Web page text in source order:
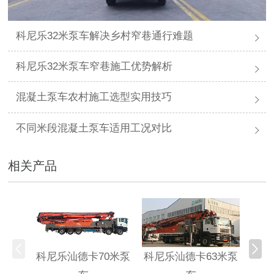
科尼乐32米泵车解决乡村窄巷通行难题
科尼乐32米泵车窄巷施工优势解析
混凝土泵车农村施工选型实用技巧
不同米段混凝土泵车适用工况对比
相关产品
科尼乐汕德卡70米泵
科尼乐汕德卡63米泵
科